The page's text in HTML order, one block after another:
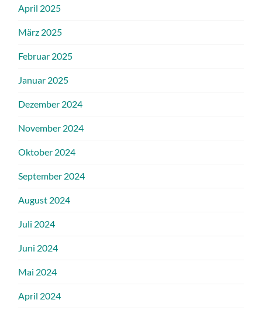
April 2025
März 2025
Februar 2025
Januar 2025
Dezember 2024
November 2024
Oktober 2024
September 2024
August 2024
Juli 2024
Juni 2024
Mai 2024
April 2024